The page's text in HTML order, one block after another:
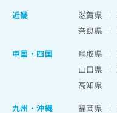
近畿
滋賀県
奈良県
中国・四国
鳥取県
山口県
高知県
九州・沖縄
福岡県